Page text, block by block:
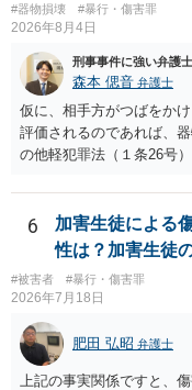
#器物損壊 #暴行・傷害罪
2026年8月4日
刑事事件に強い弁護士
森本 偲音 弁護士
仮に、相手方がつばをか
評価されるのであれば、
の他軽犯罪法（１条26号
ご相談者様の対応によっ
能性がございますので、
ばと存じます。 以上、ご
6
加害生徒による
性は？加害生徒
#被害者 #暴行・傷害罪
2026年7月18日
肥田 弘昭 弁護士
上記の事実関係ですと、